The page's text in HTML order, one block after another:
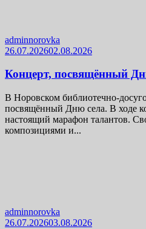
adminnorovka
26.07.202602.08.2026
Концерт, посвящённый
В Норовском библиотечно-
посвящённый Дню села. В ходе
настоящий марафон талантов.
композициями и...
adminnorovka
26.07.202603.08.2026